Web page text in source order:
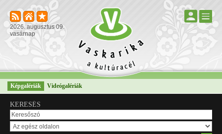
2026. augusztus 09.
vasárnap
Képgalériák Videógalériák
KERESÉS